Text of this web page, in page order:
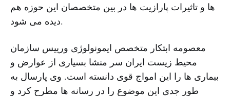
ها و تاثیرات پارازیت ها در بین متخصصان این حوزه هم
دیده می شود.
معصومه ابتکار متخصص ایمونولوژی ورییس سازمان
محیط زیست ایران سر منشا بسیاری از عوارض و
بیماری ها را این امواج قوی دانسته است. وی پارسال به
طور جدی این موضوع را در رسانه ها مطرح کرد و